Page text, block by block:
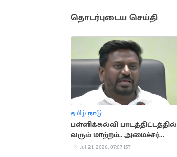
தொடர்புடைய செய்தி
தமிழ் நாடு
பள்ளிக்கல்வி பாடத்திட்டத்தில்
வரும் மாற்றம்.. அமைச்சர்
ராஜ்மோகன் ஆலோசனை
Jul 21, 2026, 07:07 IST